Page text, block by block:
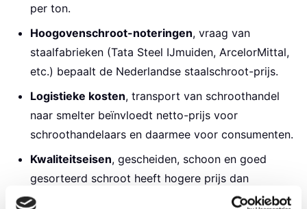
per ton.
Hoogovenschroot-noteringen, vraag van
staalfabrieken (Tata Steel IJmuiden, ArcelorMittal,
etc.) bepaalt de Nederlandse staalschroot-prijs.
Logistieke kosten, transport van schroothandel
naar smelter beïnvloedt netto-prijs voor
schroothandelaars en daarmee voor consumenten.
Kwaliteitseisen, gescheiden, schoon en goed
gesorteerd schroot heeft hogere prijs dan
mengschroot.